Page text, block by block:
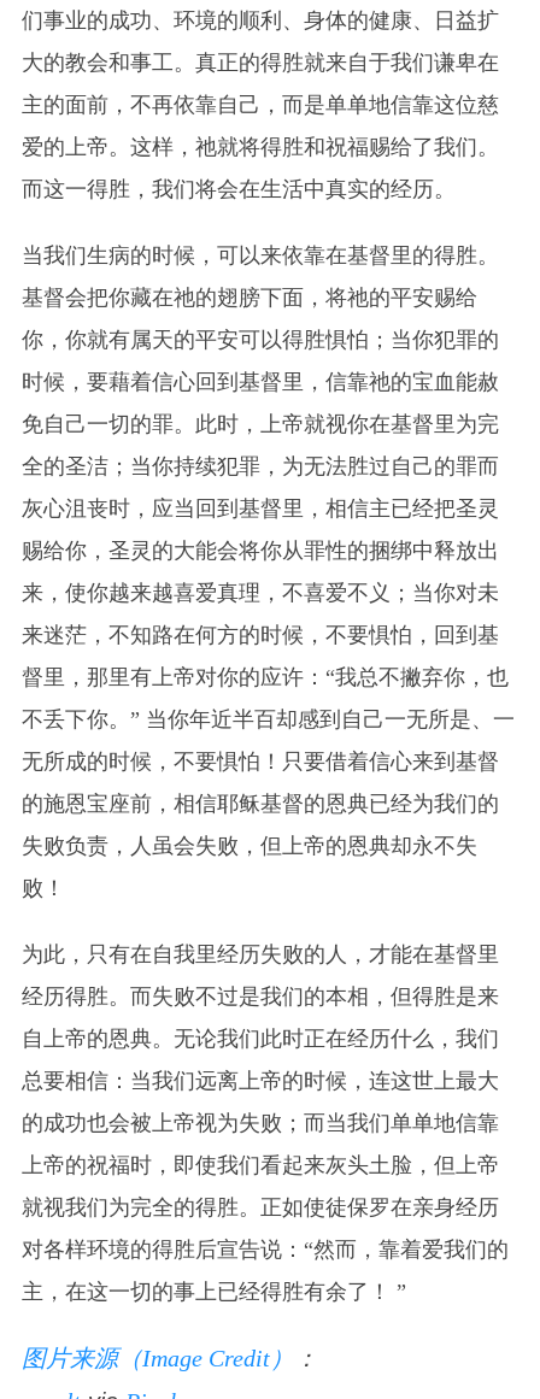
们事业的成功、环境的顺利、身体的健康、日益扩
大的教会和事工。真正的得胜就来自于我们谦卑在
主的面前，不再依靠自己，而是单单地信靠这位慈
爱的上帝。这样，祂就将得胜和祝福赐给了我们。
而这一得胜，我们将会在生活中真实的经历。
当我们生病的时候，可以来依靠在基督里的得胜。
基督会把你藏在祂的翅膀下面，将祂的平安赐给
你，你就有属天的平安可以得胜惧怕；当你犯罪的
时候，要藉着信心回到基督里，信靠祂的宝血能赦
免自己一切的罪。此时，上帝就视你在基督里为完
全的圣洁；当你持续犯罪，为无法胜过自己的罪而
灰心沮丧时，应当回到基督里，相信主已经把圣灵
赐给你，圣灵的大能会将你从罪性的捆绑中释放出
来，使你越来越喜爱真理，不喜爱不义；当你对未
来迷茫，不知路在何方的时候，不要惧怕，回到基
督里，那里有上帝对你的应许：“我总不撇弃你，也
不丢下你。” 当你年近半百却感到自己一无所是、一
无所成的时候，不要惧怕！只要借着信心来到基督
的施恩宝座前，相信耶稣基督的恩典已经为我们的
失败负责，人虽会失败，但上帝的恩典却永不失
败！
为此，只有在自我里经历失败的人，才能在基督里
经历得胜。而失败不过是我们的本相，但得胜是来
自上帝的恩典。无论我们此时正在经历什么，我们
总要相信：当我们远离上帝的时候，连这世上最大
的成功也会被上帝视为失败；而当我们单单地信靠
上帝的祝福时，即使我们看起来灰头土脸，但上帝
就视我们为完全的得胜。正如使徒保罗在亲身经历
对各样环境的得胜后宣告说：“然而，靠着爱我们的
主，在这一切的事上已经得胜有余了！ ”
图片来源（Image Credit）
：